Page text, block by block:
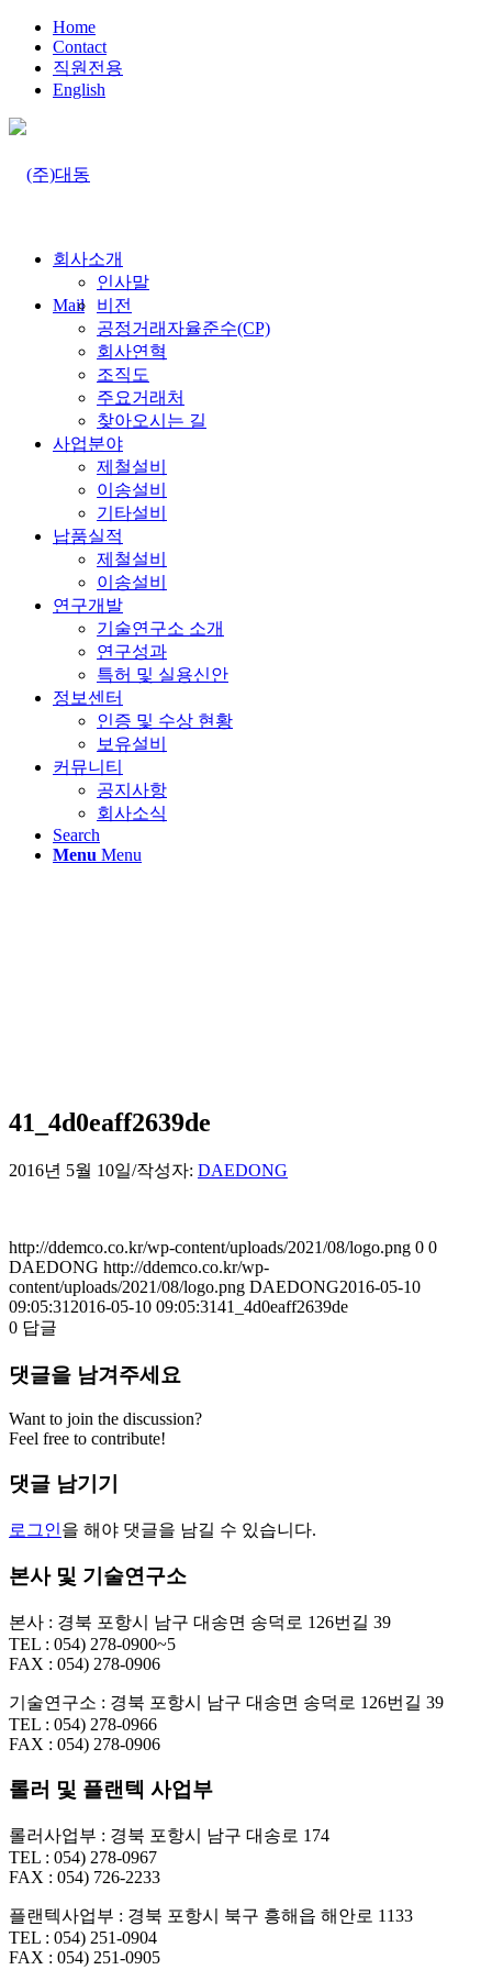
Home
Contact
직원전용
English
Mail
회사소개
인사말
비전
공정거래자율준수(CP)
회사연혁
조직도
주요거래처
찾아오시는 길
사업분야
제철설비
이송설비
기타설비
납품실적
제철설비
이송설비
연구개발
기술연구소 소개
연구성과
특허 및 실용신안
정보센터
인증 및 수상 현황
보유설비
커뮤니티
공지사항
회사소식
Search
Menu Menu
41_4d0eaff2639de
2016년 5월 10일/작성자: DAEDONG
http://ddemco.co.kr/wp-content/uploads/2021/08/logo.png 0 0
DAEDONG http://ddemco.co.kr/wp-
content/uploads/2021/08/logo.png DAEDONG2016-05-10
09:05:31 2016-05-10 09:05:3141_4d0eaff2639de
0 답글
댓글을 남겨주세요
Want to join the discussion?
Feel free to contribute!
댓글 남기기
로그인을 해야 댓글을 남길 수 있습니다.
본사 및 기술연구소
본사 : 경북 포항시 남구 대송면 송덕로 126번길 39
TEL : 054) 278-0900~5
FAX : 054) 278-0906
기술연구소 : 경북 포항시 남구 대송면 송덕로 126번길 39
TEL : 054) 278-0966
FAX : 054) 278-0906
롤러 및 플랜텍 사업부
롤러사업부 : 경북 포항시 남구 대송로 174
TEL : 054) 278-0967
FAX : 054) 726-2233
플랜텍사업부 : 경북 포항시 북구 흥해읍 해안로 1133
TEL : 054) 251-0904
FAX : 054) 251-0905